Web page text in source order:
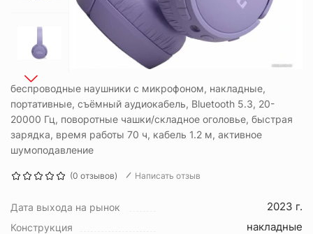
беспроводные наушники с микрофоном, накладные,
портативные, съёмный аудиокабель, Bluetooth 5.3, 20-
20000 Гц, поворотные чашки/складное оголовье, быстрая
зарядка, время работы 70 ч, кабель 1.2 м, активное
шумоподавление
(0 отзывов) Написать отзыв
Дата выхода на рынок 2023 г.
Конструкция накладные